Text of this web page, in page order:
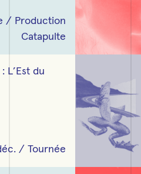
/ Production
Catapulte
L’Est du
/ Tournée